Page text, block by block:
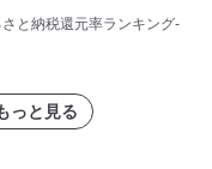
と納税還元率ランキング-
っと見る